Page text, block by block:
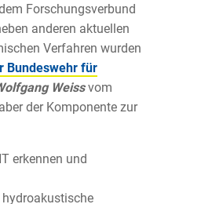
Forschungsverbund
anderen aktuellen
Verfahren wurden
Bundeswehr für
Weissvom
der Komponente zur
erkennen und